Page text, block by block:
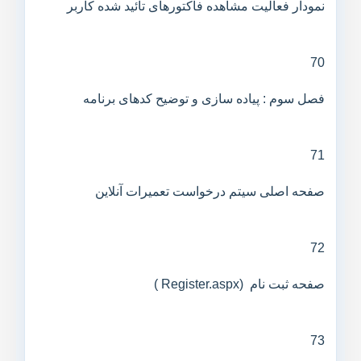
نمودار فعالیت مشاهده فاکتورهای تائید شده کاربر
70
فصل سوم : پیاده سازی و توضیح کدهای برنامه
71
صفحه اصلی سیتم درخواست تعمیرات آنلاین
72
صفحه ثبت نام (Register.aspx )
73